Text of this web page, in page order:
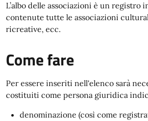
L’albo delle associazioni è un registro
contenute tutte le associazioni
ricreative, ecc.
Come fare
Per essere inseriti nell'elenco sarà
costituiti come persona giuridica
denominazione (così come